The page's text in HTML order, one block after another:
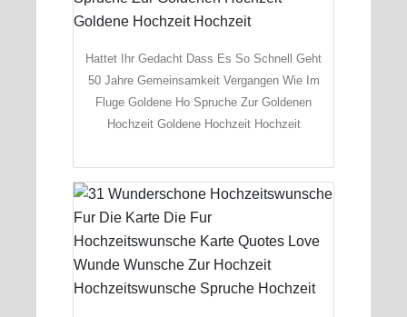
Hattet Ihr Gedacht Dass Es So Schnell Geht
50 Jahre Gemeinsamkeit Vergangen Wie Im
Fluge Goldene Ho Spruche Zur Goldenen
Hochzeit Goldene Hochzeit Hochzeit